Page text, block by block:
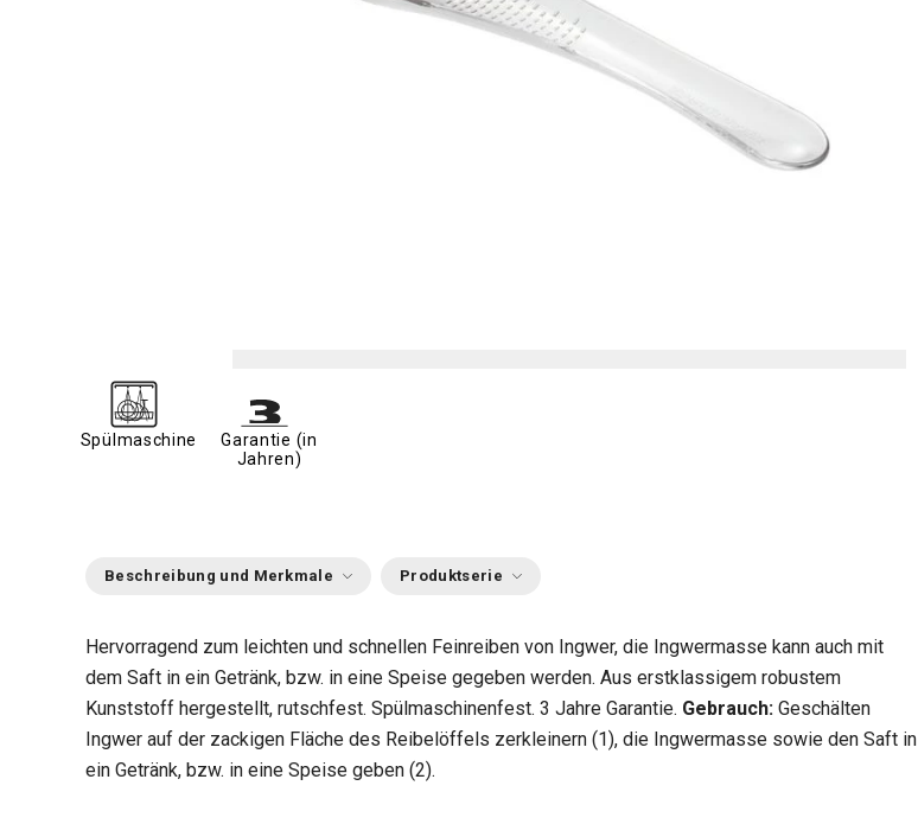
Spülmaschine
Garantie (in
Jahren)
Beschreibung und Merkmale Produktserie
Hervorragend zum leichten und schnellen Feinreiben von Ingwer, die Ingwermasse kann auch mit
dem Saft in ein Getränk, bzw. in eine Speise gegeben werden. Aus erstklassigem robustem
Kunststoff hergestellt, rutschfest. Spülmaschinenfest. 3 Jahre Garantie. Gebrauch: Geschälten
Ingwer auf der zackigen Fläche des Reibelöffels zerkleinern (1), die Ingwermasse sowie den Saft in
ein Getränk, bzw. in eine Speise geben (2).